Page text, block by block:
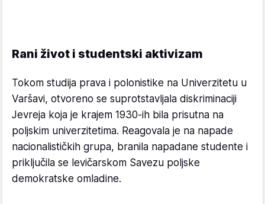
Rani život i studentski aktivizam
Tokom studija prava i polonistike na Univerzitetu u
Varšavi, otvoreno se suprotstavljala diskriminaciji
Jevreja koja je krajem 1930-ih bila prisutna na
poljskim univerzitetima. Reagovala je na napade
nacionalističkih grupa, branila napadane studente i
priključila se levičarskom Savezu poljske
demokratske omladine.